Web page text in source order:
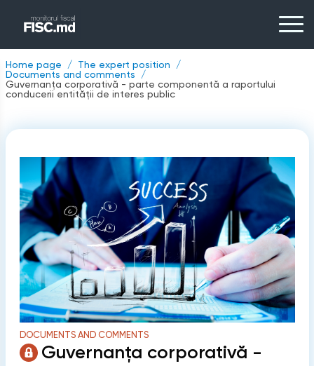
Home page
The expert position
Documents and comments
Guvernanța corporativă - parte componentă a raportului
conducerii entității de interes public
DOCUMENTS AND COMMENTS
Guvernanța corporativă -